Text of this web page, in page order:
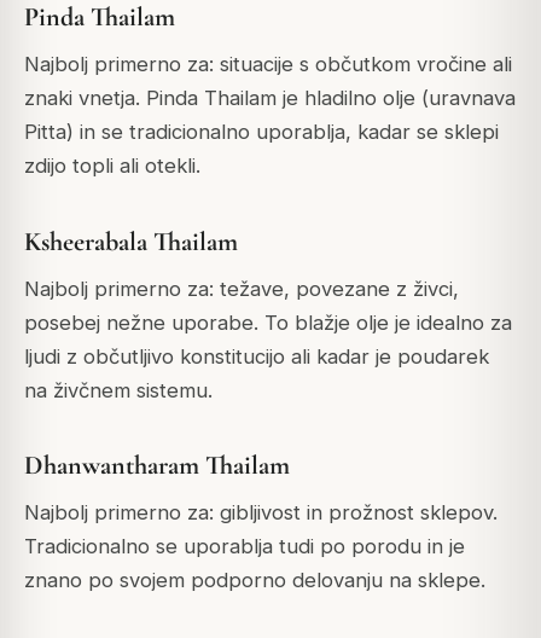
Pinda Thailam
Najbolj primerno za: situacije s občutkom vročine ali
znaki vnetja. Pinda Thailam je hladilno olje (uravnava
Pitta) in se tradicionalno uporablja, kadar se sklepi
zdijo topli ali otekli.
Ksheerabala Thailam
Najbolj primerno za: težave, povezane z živci,
posebej nežne uporabe. To blažje olje je idealno za
ljudi z občutljivo konstitucijo ali kadar je poudarek
na živčnem sistemu.
Dhanwantharam Thailam
Najbolj primerno za: gibljivost in prožnost sklepov.
Tradicionalno se uporablja tudi po porodu in je
znano po svojem podporno delovanju na sklepe.